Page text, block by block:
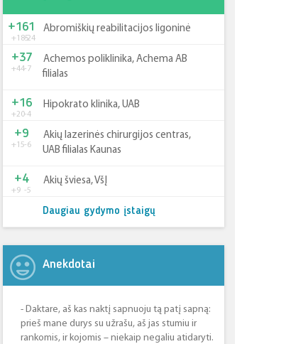
+185-24
+161 Abromiškių reabilitacijos ligoninė
+44-7
+37
Achemos poliklinika, Achema AB
filialas
+20-4
+16 Hipokrato klinika, UAB
+15-6
+9
Akių lazerinės chirurgijos centras,
UAB filialas Kaunas
+9 -5
+4 Akių šviesa, VšĮ
Daugiau gydymo įstaigų
Anekdotai
- Daktare, aš kas naktį sapnuoju tą patį sapną:
prieš mane durys su užrašu, aš jas stumiu ir
rankomis, ir kojomis – niekaip negaliu atidaryti.